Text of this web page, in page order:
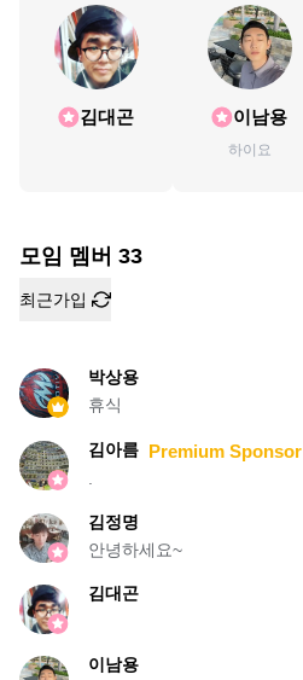
김대곤 이남용
하이요
모임 멤버 33
최근가입
박상용
휴식
김아름 Premium Sponsor
김정명
안녕하세요~
김대곤
이남용